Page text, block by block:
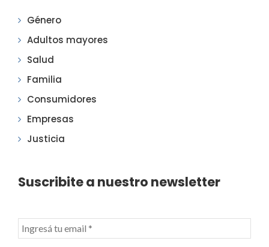
Género
Adultos mayores
Salud
Familia
Consumidores
Empresas
Justicia
Suscribite a nuestro newsletter